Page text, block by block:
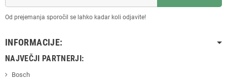
Od prejemanja sporočil se lahko kadar koli odjavite!
INFORMACIJE:
NAJVEČJI PARTNERJI:
Bosch